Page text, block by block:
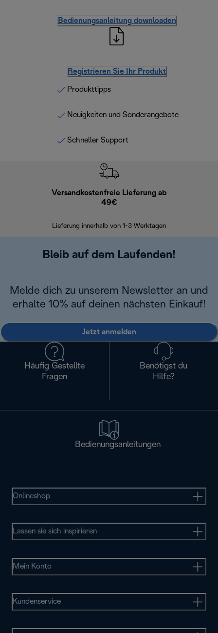
Bedienungsanleitung downloaden
Registrieren Sie Ihr Produkt
Produkttipps
Neuigkeiten und Sonderangebote
Schneller Support
Versandkostenfreie Lieferung ab
49€
Lieferung innerhalb von 1-3 Werktagen
Bleib auf dem Laufenden!
Melde dich zu unserem Newsletter an und
erhalte 10% auf deinen nächsten Einkauf!
Jetzt anmelden
Häufig Gestellte
Fragen
Benötigst du
Hilfe?
Bedienungsanleitungen
Onlineshop
Lassen sie sich inspirieren
Mein Konto
Kundenservice